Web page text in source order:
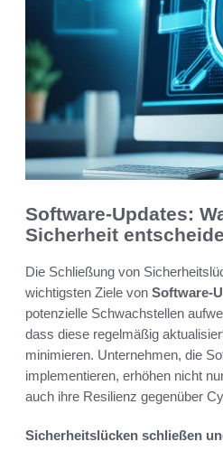
Software-Updates:
Sicherheit
Die Schließung von
wichtigsten Ziele von Software-
potenzielle Schwachstellen
dass diese regelmäßig
minimieren. Unternehmen, die
implementieren, erhöhen nicht
auch ihre Resilienz gegenüber
Sicherheitslücken schließen